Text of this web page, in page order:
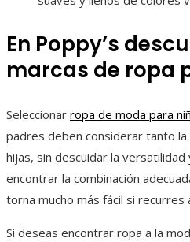
En Poppy’s
marcas de ropa
Seleccionar ropa de moda para
padres deben considerar tanto
hijas, sin descuidar la
encontrar la combinación
torna mucho más fácil si recurres
Si deseas encontrar ropa a la